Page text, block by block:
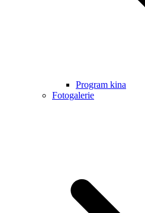
Program kina
Fotogalerie